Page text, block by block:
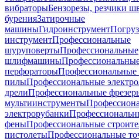
вибраторыБензорезы, резчики
буренияЗатирочные
машиныГидроинструмент
инструментПрофессиональные
шуруповертыПрофессиональные
шлифмашины
перфораторы
пилыПрофессиональные
дрелиПрофессиональные
мультиинструменты
электрорубанки
феныПрофессиональные
пистолетыПрофессиональные